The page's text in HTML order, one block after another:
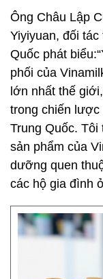
Ông Châu Lập
Yiyiyuan, đối
Quốc phát
phối của
lớn nhất thế
trong chiến lược
Trung Quốc.
sản phẩm của
dưỡng quen
các hộ gia đình